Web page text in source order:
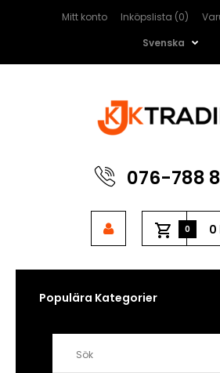
Mitt konto Inköpslista (0)
Svenska
076-788
0 0
Populära Kategorier